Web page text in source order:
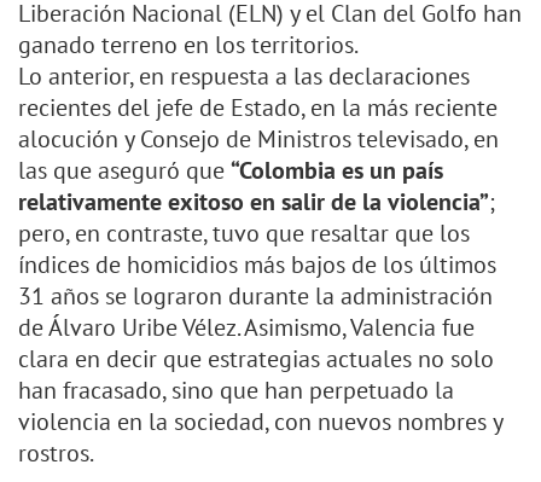
Liberación Nacional (ELN) y el Clan del Golfo han
ganado terreno en los territorios.
Lo anterior, en respuesta a las declaraciones
recientes del jefe de Estado, en la más reciente
alocución y Consejo de Ministros televisado, en
las que aseguró que“Colombia es un país
relativamente exitoso en salir de la violencia”;
pero, en contraste, tuvo que resaltar que los
índices de homicidios más bajos de los últimos
31 años se lograron durante la administración
de Álvaro Uribe Vélez. Asimismo, Valencia fue
clara en decir que estrategias actuales no solo
han fracasado, sino que han perpetuado la
violencia en la sociedad, con nuevos nombres y
rostros.